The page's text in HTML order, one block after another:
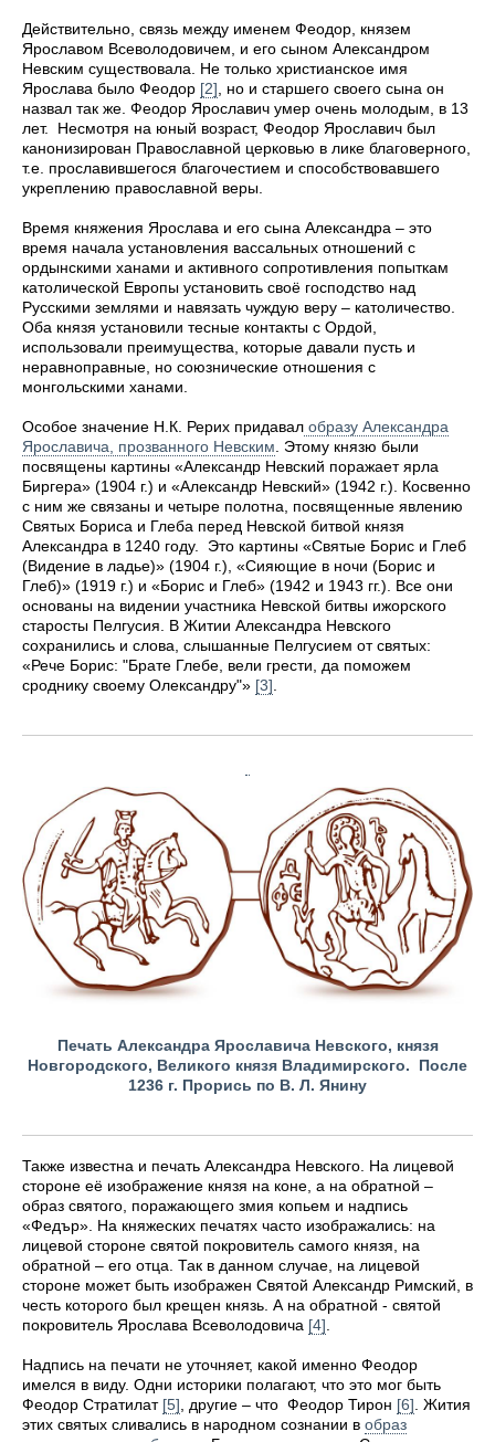
Действительно, связь между именем Феодор, князем
Ярославом Всеволодовичем, и его сыном Александром
Невским существовала. Не только христианское имя
Ярослава было Феодор [2], но и старшего своего сына он
назвал так же. Феодор Ярославич умер очень молодым, в 13
лет. Несмотря на юный возраст, Феодор Ярославич был
канонизирован Православной церковью в лике благоверного,
т.е. прославившегося благочестием и способствовавшего
укреплению православной веры.
Время княжения Ярослава и его сына Александра – это
время начала установления вассальных отношений с
ордынскими ханами и активного сопротивления попыткам
католической Европы установить своё господство над
Русскими землями и навязать чуждую веру – католичество.
Оба князя установили тесные контакты с Ордой,
использовали преимущества, которые давали пусть и
неравноправные, но союзнические отношения с
монгольскими ханами.
Особое значение Н.К. Рерих придавал образу Александра
Ярославича, прозванного Невским. Этому князю были
посвящены картины «Александр Невский поражает ярла
Биргера» (1904 г.) и «Александр Невский» (1942 г.). Косвенно
с ним же связаны и четыре полотна, посвященные явлению
Святых Бориса и Глеба перед Невской битвой князя
Александра в 1240 году. Это картины «Святые Борис и Глеб
(Видение в ладье)» (1904 г.), «Сияющие в ночи (Борис и
Глеб)» (1919 г.) и «Борис и Глеб» (1942 и 1943 гг.). Все они
основаны на видении участника Невской битвы ижорского
старосты Пелгусия. В Житии Александра Невского
сохранились и слова, слышанные Пелгусием от святых:
«Рече Борис: "Брате Глебе, вели грести, да поможем
сроднику своему Олександру"» [3].
Печать Александра Ярославича Невского, князя
Новгородского, Великого князя Владимирского. После
1236 г. Прорись по В. Л. Янину
Также известна и печать Александра Невского. На лицевой
стороне её изображение князя на коне, а на обратной –
образ святого, поражающего змия копьем и надпись
«Федър». На княжеских печатях часто изображались: на
лицевой стороне святой покровитель самого князя, на
обратной – его отца. Так в данном случае, на лицевой
стороне может быть изображен Святой Александр Римский, в
честь которого был крещен князь. А на обратной - святой
покровитель Ярослава Всеволодовича [4].
Надпись на печати не уточняет, какой именно Феодор
имелся в виду. Одни историки полагают, что это мог быть
Феодор Стратилат [5], другие – что Феодор Тирон [6]. Жития
этих святых сливались в народном сознании в образ